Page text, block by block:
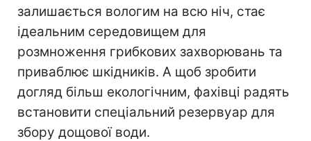
залишається вологим на всю ніч, стає
ідеальним середовищем для
розмноження грибкових захворювань та
приваблює шкідників. А щоб зробити
догляд більш екологічним, фахівці радять
встановити спеціальний резервуар для
збору дощової води.